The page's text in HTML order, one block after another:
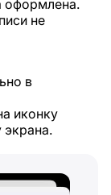
оформлена.
не
в
иконку
экрана.